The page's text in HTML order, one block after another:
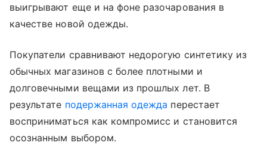
выигрывают еще и на фоне разочарования в
качестве новой одежды.
Покупатели сравнивают недорогую синтетику из
обычных магазинов с более плотными и
долговечными вещами из прошлых лет. В
результате подержанная одежда перестает
восприниматься как компромисс и становится
осознанным выбором.